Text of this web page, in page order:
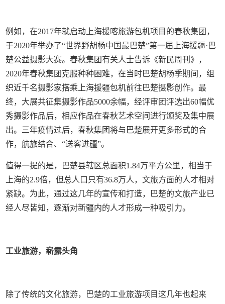
例如，在2017年就启动上海援喀旅游包机项目的春秋集团，
于2020年举办了“世界野胡杨中国最巴楚”第一届上海援疆·巴
楚公益摄影大赛。春秋集团有关人士告诉《新民周刊》，
2020年春秋集团克服种种困难，在当时巴楚胡杨季期间，组
织近千名摄影家搭乘上海援疆包机前往巴楚摄影创作。最
终，大展共征集摄影作品5000余幅，经评审团评选出60幅优
秀摄影作品后，相应作品在春秋艺术空间进行颁奖及集中展
出。三年疫情过后，春秋集团将与巴楚展开更多形式的合
作，航旅结合、“送客进疆”。
值得一提的是，巴楚县辖区总面积1.84万平方公里，相当于
上海的2.9倍，但总人口只有36.8万人，文旅方面的人才相对
紧缺。为此，通过这几年的宣传和打造，巴楚的文旅产业已
经人尽皆知，逐渐对新疆内的人才形成一种吸引力。
工业旅游，崭露头角
除了传统的文化旅游，巴楚的工业旅游项目这几年也起来